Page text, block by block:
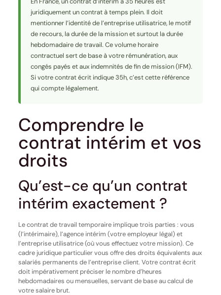
juridiquement un contrat à temps plein. Il doit
mentionner l’identité de l’entreprise utilisatrice, le motif
de recours, la durée de la mission et surtout la durée
hebdomadaire de travail. Ce volume horaire
contractuel sert de base à votre rémunération, aux
congés payés et aux indemnités de fin de mission (IFM).
Si votre contrat écrit indique 35h, c’est cette référence
qui compte légalement.
Comprendre le
contrat intérim et vos
droits
Qu’est-ce qu’un contrat
intérim exactement ?
Le contrat de travail temporaire implique trois parties : vous
(l’intérimaire), l’agence intérim (votre employeur légal) et
l’entreprise utilisatrice (où vous effectuez votre mission). Ce
cadre juridique particulier vous offre des droits équivalents aux
salariés permanents de l’entreprise client. Votre contrat écrit
doit impérativement préciser le nombre d’heures
hebdomadaires ou mensuelles, servant de base au calcul de
votre salaire brut.